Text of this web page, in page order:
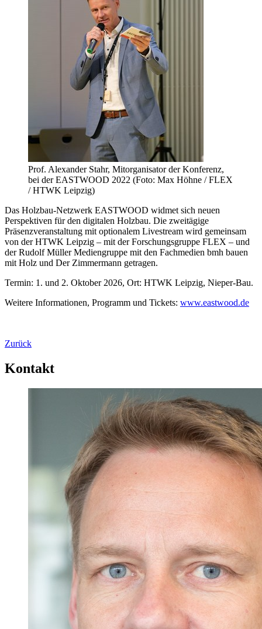
Prof. Alexander Stahr, Mitorganisator der Konferenz,
bei der EASTWOOD 2022 (Foto: Max Höhne / FLEX
/ HTWK Leipzig)
Das Holzbau-Netzwerk EASTWOOD widmet sich neuen
Perspektiven für den digitalen Holzbau. Die zweitägige
Präsenzveranstaltung mit optionalem Livestream wird gemeinsam
von der HTWK Leipzig – mit der Forschungsgruppe FLEX – und
der Rudolf Müller Mediengruppe mit den Fachmedien bmh bauen
mit Holz und Der Zimmermann getragen.
Termin: 1. und 2. Oktober 2026, Ort: HTWK Leipzig, Nieper-Bau.
Weitere Informationen, Programm und Tickets: www.eastwood.de
Zurück
Kontakt